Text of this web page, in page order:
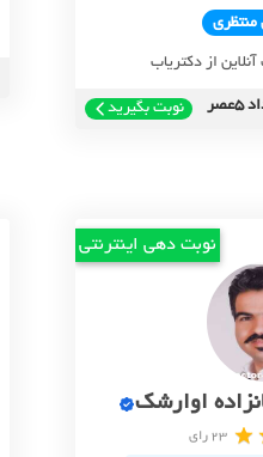
منتظري
از دکتریاب
نوبت بگیرید
نوبت دهی اینترنتی
اوارشک
23 رای